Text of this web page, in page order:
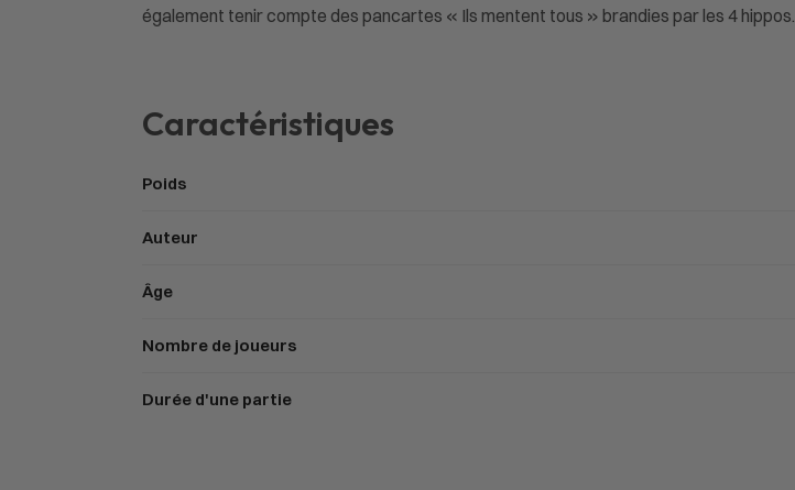
également tenir compte des pancartes « Ils mentent tous » brandies par les 4 hippos.
Caractéristiques
Poids
Auteur
Âge
Nombre de joueurs
Durée d'une partie